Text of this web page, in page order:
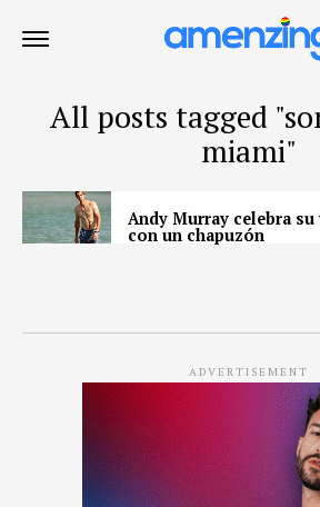
All posts tagged
miami"
Andy Murray celebra
con un chapuzón
ADVERTISEMENT